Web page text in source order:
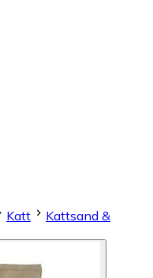
Katt
Kattsand &